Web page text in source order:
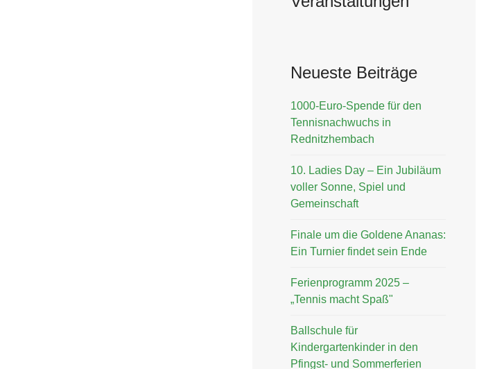
Neueste Beiträge
1000-Euro-Spende für den
Tennisnachwuchs in
Rednitzhembach
10. Ladies Day – Ein Jubiläum
voller Sonne, Spiel und
Gemeinschaft
Finale um die Goldene Ananas:
Ein Turnier findet sein Ende
Ferienprogramm 2025 –
„Tennis macht Spaß"
Ballschule für
Kindergartenkinder in den
Pfingst- und Sommerferien